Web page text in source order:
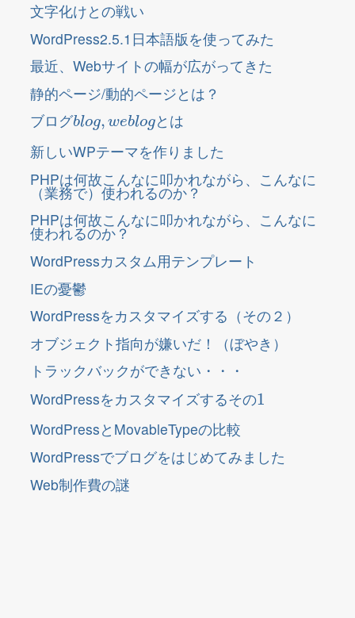
文字化けとの戦い
WordPress2.5.1日本語版を使ってみた
最近、Webサイトの幅が広がってきた
静的ページ/動的ページとは？
ブログ
o ,web
とは
新しいWPテーマを作りました
PHPは何故こんなに叩かれながら、こんなに
（業務で）使われるのか？
PHPは何故こんなに叩かれながら、こんなに
使われるのか？
WordPressカスタム用テンプレート
IEの憂鬱
WordPressをカスタマイズする（その２）
オブジェクト指向が嫌いだ！（ぼやき）
トラックバックができない・・・
WordPressをカスタマイズする
そ の
WordPressとMovableTypeの比較
WordPressでブログをはじめてみました
Web制作費の謎